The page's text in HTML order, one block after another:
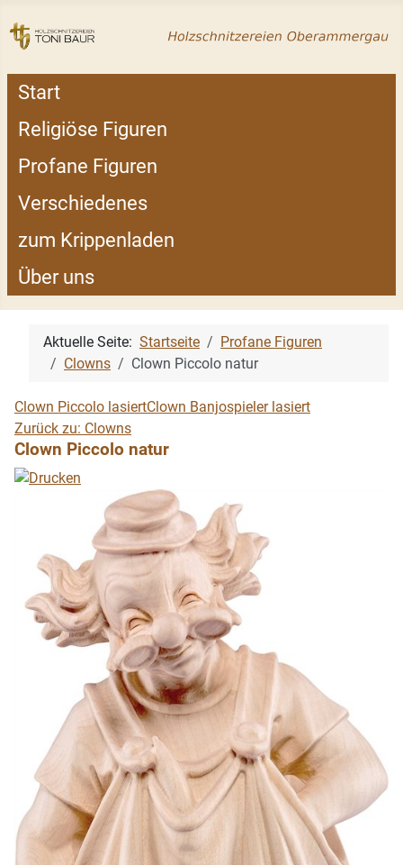
Start
Religiöse Figuren
Profane Figuren
Verschiedenes
zum Krippenladen
Über uns
Aktuelle Seite: Startseite
Profane Figuren
Clowns
Clown Piccolo natur
Clown Piccolo lasiertClown Banjospieler lasiert
Zurück zu: Clowns
Clown Piccolo natur